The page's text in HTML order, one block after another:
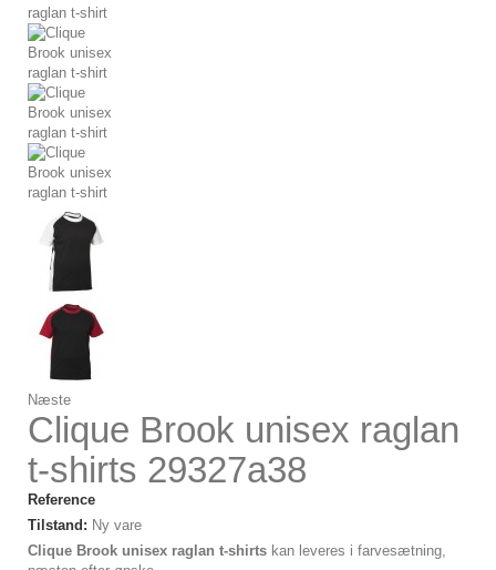
Næste
Clique Brook unisex raglan
t-shirts 29327a38
Reference
Tilstand: Ny vare
Clique Brook unisex raglan t-shirts kan leveres i farvesætning,